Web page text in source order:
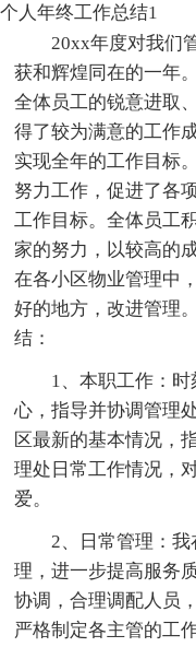
个人年终工作总结1
20xx年度对我们
获和辉煌同在的一年
全体员工的锐意进取
得了较为满意的工作
实现全年的工作目标
努力工作，促进了各
工作目标。全体员工
家的努力，以较高的
在各小区物业管理中
好的地方，改进管理
结：
1、本职工作：
心，指导并协调管理
区最新的基本情况，
理处日常工作情况，
爱。
2、日常管理：
理，进一步提高服务
协调，合理调配人员
严格制定各主管的工